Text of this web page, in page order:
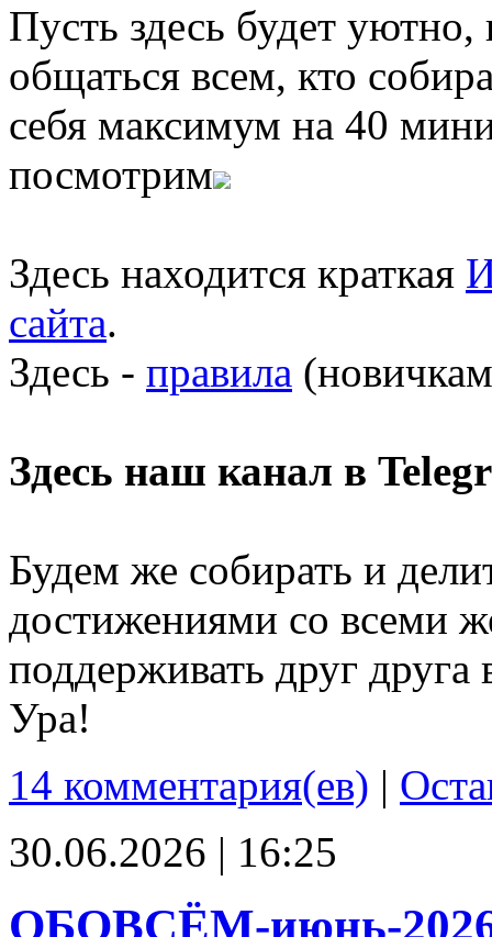
Пусть здесь будет
общаться всем, кто
себя максимум на 40
посмотрим
Здесь находится краткая
сайта.
Здесь - правила
Здесь наш канал в
Будем же собирать и
достижениями со всеми
поддерживать друг
Ура!
14 комментария(ев) |
30.06.2026 | 16:25
ОБОВСЁМ-июнь-